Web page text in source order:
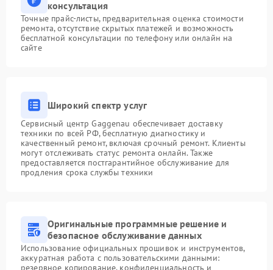
консультация
Точные прайс-листы, предварительная оценка стоимости
ремонта, отсутствие скрытых платежей и возможность
бесплатной консультации по телефону или онлайн на
сайте
Широкий спектр услуг
Сервисный центр Gaggenau обеспечивает доставку
техники по всей РФ, бесплатную диагностику и
качественный ремонт, включая срочный ремонт. Клиенты
могут отслеживать статус ремонта онлайн. Также
предоставляется постгарантийное обслуживание для
продления срока службы техники
Оригинальные программные решение и
безопасное обслуживание данных
Использование официальных прошивок и инструментов,
аккуратная работа с пользовательскими данными:
резервное копирование, конфиденциальность и